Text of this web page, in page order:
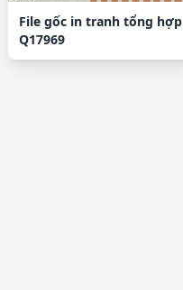
File gốc in tranh tổng hợp
Q17969